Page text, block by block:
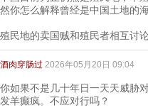
然你怎么解释曾经是中国土地的
殖民地的卖国贼和殖民者相互讨
酒肉穿肠过 2026年05月20日 09:04
你如果不是几十年日一天天威胁
发羊癫疯。不应对行吗？